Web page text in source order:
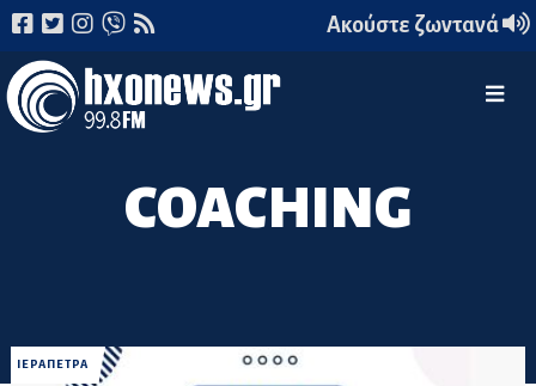
Ακούστε ζωντανά
COACHING
ΙΕΡΑΠΕΤΡΑ